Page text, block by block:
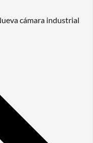
cámara industrial